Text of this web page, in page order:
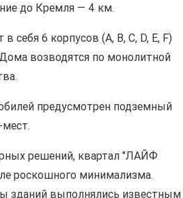
до Кремля — 4 км.
6 корпусов (A, B, C, D, E, F)
возводятся по монолитной
предусмотрен подземный
решений, квартал "ЛАЙФ
роскошного минимализма.
зданий выполнялись известным